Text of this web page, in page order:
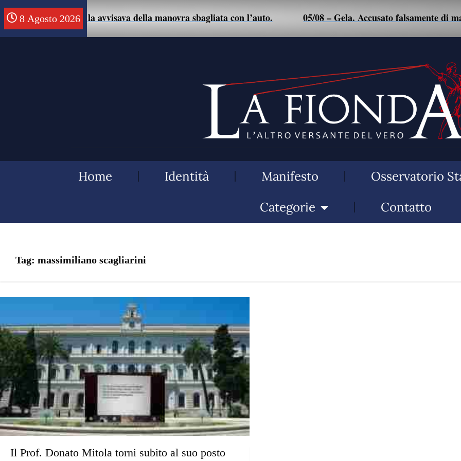
8 Agosto 2026
un uomo che la avvisava della manovra sbagliata con l’auto. 05/08 – Gela. Accusato falsamente di
Home Identità Manifesto Osservatorio
Categorie
Contatto
Tag: massimiliano scagliarini
Il Prof. Donato Mitola torni subito al suo posto